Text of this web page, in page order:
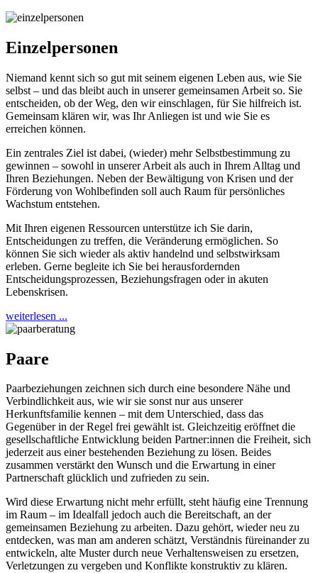
Einzelpersonen
Niemand kennt sich so gut mit seinem eigenen Leben aus, wie Sie
selbst – und das bleibt auch in unserer gemeinsamen Arbeit so. Sie
entscheiden, ob der Weg, den wir einschlagen, für Sie hilfreich ist.
Gemeinsam klären wir, was Ihr Anliegen ist und wie Sie es
erreichen können.
Ein zentrales Ziel ist dabei, (wieder) mehr Selbstbestimmung zu
gewinnen – sowohl in unserer Arbeit als auch in Ihrem Alltag und
Ihren Beziehungen. Neben der Bewältigung von Krisen und der
Förderung von Wohlbefinden soll auch Raum für persönliches
Wachstum entstehen.
Mit Ihren eigenen Ressourcen unterstütze ich Sie darin,
Entscheidungen zu treffen, die Veränderung ermöglichen. So
können Sie sich wieder als aktiv handelnd und selbstwirksam
erleben. Gerne begleite ich Sie bei herausfordernden
Entscheidungsprozessen, Beziehungsfragen oder in akuten
Lebenskrisen.
weiterlesen ...
Paare
Paarbeziehungen zeichnen sich durch eine besondere Nähe und
Verbindlichkeit aus, wie wir sie sonst nur aus unserer
Herkunftsfamilie kennen – mit dem Unterschied, dass das
Gegenüber in der Regel frei gewählt ist. Gleichzeitig eröffnet die
gesellschaftliche Entwicklung beiden Partner:innen die Freiheit, sich
jederzeit aus einer bestehenden Beziehung zu lösen. Beides
zusammen verstärkt den Wunsch und die Erwartung in einer
Partnerschaft glücklich und zufrieden zu sein.
Wird diese Erwartung nicht mehr erfüllt, steht häufig eine Trennung
im Raum – im Idealfall jedoch auch die Bereitschaft, an der
gemeinsamen Beziehung zu arbeiten. Dazu gehört, wieder neu zu
entdecken, was man am anderen schätzt, Verständnis füreinander zu
entwickeln, alte Muster durch neue Verhaltensweisen zu ersetzen,
Verletzungen zu vergeben und Konflikte konstruktiv zu klären.